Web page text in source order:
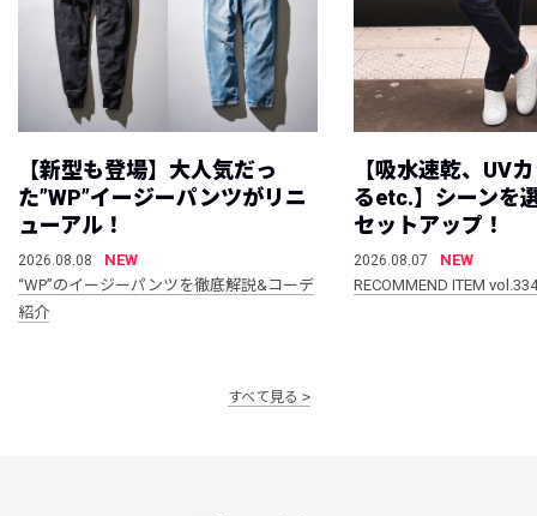
【新型も登場】大人気だっ
た”WP”イージーパンツがリニ
ューアル！
2026.08.08
NEW
“WP”のイージーパンツを徹底解説&コーデ
紹介
【吸水速乾、UV
るetc.】シーンを
セットアップ！
2026.08.07
NEW
RECOMMEND ITEM vol.334
すべて見る